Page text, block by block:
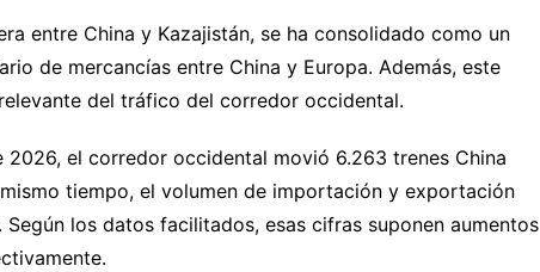
entre China y Kazajistán, se ha consolidado como un
de mercancías entre China y Europa. Además, este
del tráfico del corredor occidental.
el corredor occidental movió 6.263 trenes China
tiempo, el volumen de importación y exportación
los datos facilitados, esas cifras suponen aumentos